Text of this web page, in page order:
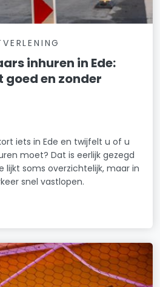
inhuren in Ede:
goed en zonder
iets in Ede en twijfelt u of u
moet? Dat is eerlijk gezegd
lijkt soms overzichtelijk, maar in
snel vastlopen.